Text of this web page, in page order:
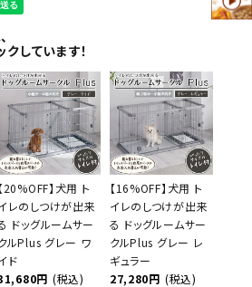
しています！
【20%OFF】犬用 ト
レのしつけが出来
ドッグルームサー
ルPlus グレー ワ
ド
円 (税込)
【16%OFF】犬用 ト
イレのしつけが出来
る ドッグルームサー
クルPlus グレー レ
ギュラー
27,280円 (税込)